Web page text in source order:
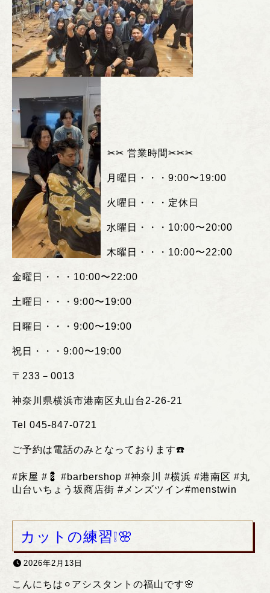
︎✂︎✂︎ 営業時間✂︎✂︎✂︎
月曜日・・・ 9:00〜19:00
火曜日・・・定休日
水曜日・・・ 10:00〜20:00
木曜日・・・ 10:00〜22:00
金曜日・・・ 10:00〜22:00
土曜日・・・ 9:00〜19:00
日曜日・・・ 9:00〜19:00
祝日・・・ 9:00〜19:00
〒 233 － 0013
神奈川県横浜市港南区丸山台 2-26-21
Tel 045-847-0721
ご予約は電話のみとなっております☎️
#床屋 #💈 #barbershop #神奈川 #横浜 #港南区 #丸
山台いちょう坂商店街 # メンズツイン#menstwin
カットの練習❕🌸
2026年2月13日
こんにちは⚪︎アシスタントの福山です🌸